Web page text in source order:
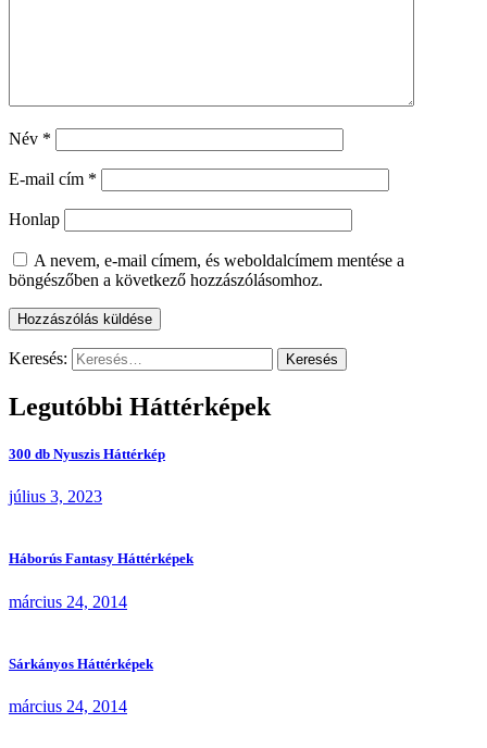
Név *
E-mail cím *
Honlap
A nevem, e-mail címem, és weboldalcímem mentése a
böngészőben a következő hozzászólásomhoz.
Keresés:
Legutóbbi Háttérképek
300 db Nyuszis Háttérkép
július 3, 2023
Háborús Fantasy Háttérképek
március 24, 2014
Sárkányos Háttérképek
március 24, 2014